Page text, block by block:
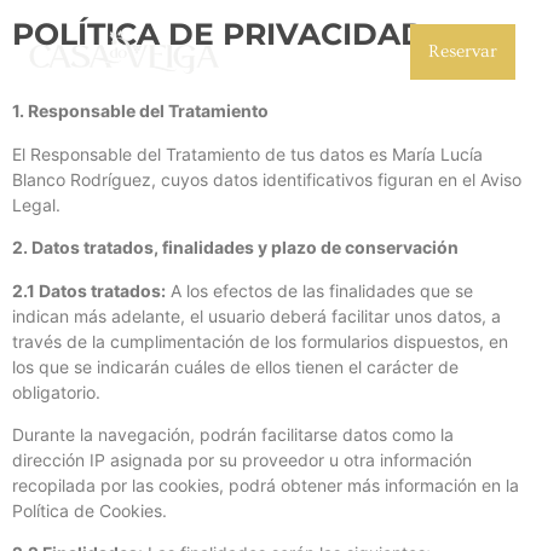
Reservar
POLÍTICA DE PRIVACIDAD
1. Responsable del Tratamiento
El Responsable del Tratamiento de tus datos es María Lucía
Blanco Rodríguez, cuyos datos identificativos figuran en el Aviso
Legal.
2. Datos tratados, finalidades y plazo de conservación
2.1 Datos tratados: A los efectos de las finalidades que se
indican más adelante, el usuario deberá facilitar unos datos, a
través de la cumplimentación de los formularios dispuestos, en
los que se indicarán cuáles de ellos tienen el carácter de
obligatorio.
Durante la navegación, podrán facilitarse datos como la
dirección IP asignada por su proveedor u otra información
recopilada por las cookies, podrá obtener más información en la
Política de Cookies.